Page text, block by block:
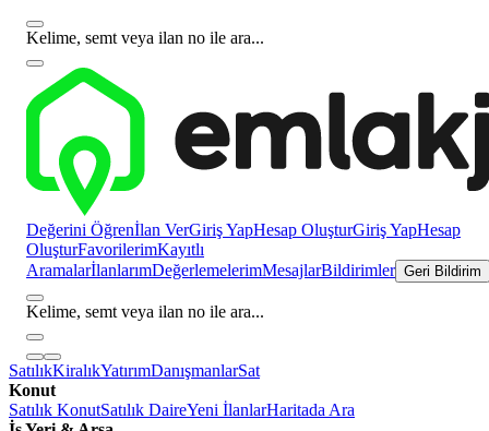
Kelime, semt veya ilan no ile ara...
Değerini Öğrenİlan VerGiriş YapHesap OluşturGiriş YapHesap
OluşturFavorilerimKayıtlı
AramalarİlanlarımDeğerlemelerimMesajlarBildirimler Geri Bildirim
Kelime, semt veya ilan no ile ara...
SatılıkKiralıkYatırımDanışmanlarSat
Konut
Satılık KonutSatılık DaireYeni İlanlarHaritada Ara